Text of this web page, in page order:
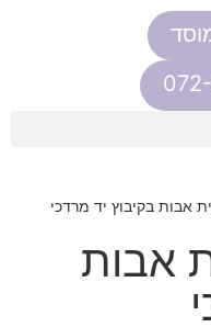
אבות בקיבוץ יד מרדכי
אבות